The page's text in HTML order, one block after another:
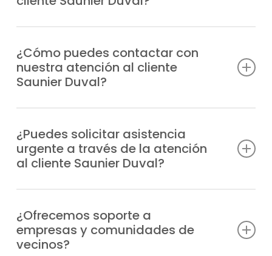
técnicas, incidencias, solicitudes de
reparación, información sobre garantías y
todo lo relacionado con tus equipos
¿Cómo puedes contactar con
nuestra atención al cliente
Saunier Duval?
teléfono o escribirnos un WhatsApp;
siempre tendrás respuesta rápida y
personalizada.
¿Puedes solicitar asistencia
urgente a través de la atención
al cliente Saunier Duval?
urgencias de manera prioritaria y envía un
técnico especializado a cualquier punto de
Navalagamella en el menor tiempo posible.
¿Ofrecemos soporte a
empresas y comunidades de
vecinos?